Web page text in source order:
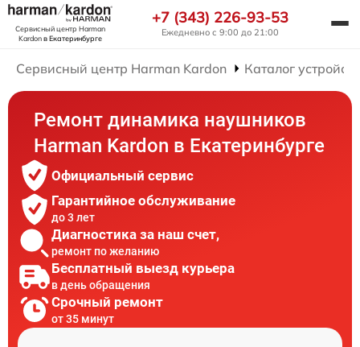
Сервисный центр Harman
Kardonв Екатеринбурге
+7 (343) 226-93-53
Ежедневно с 9:00 до 21:00
Сервисный центр Harman Kardon Каталог устройств
Ремонт динамика наушников
Harman Kardon в Екатеринбурге
Официальный сервис
Гарантийное обслуживание
до 3 лет
Диагностика за наш счет,
ремонт по желанию
Бесплатный выезд курьера
в день обращения
Срочный ремонт
от 35 минут